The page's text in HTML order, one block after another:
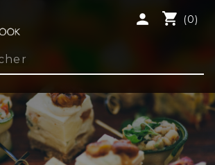
shopping_cart (0)
person